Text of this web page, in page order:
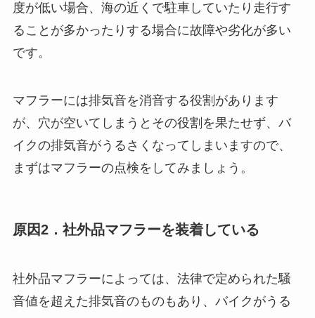
度が低い場合、海の近くで駐車していたり走行す
ることが多かったりする場合に故障や劣化が多い
です。
マフラーには排気音を消音する役割があります
が、穴が空いてしまうとその役割を果たせず、バ
イクの排気音がうるさくなってしまいますので、
まずはマフラーの点検をしてみましょう。
原因2．社外品マフラーを装着している
社外品マフラーによっては、法律で定められた騒
音値を超えた排気音のものもあり、バイクがうる